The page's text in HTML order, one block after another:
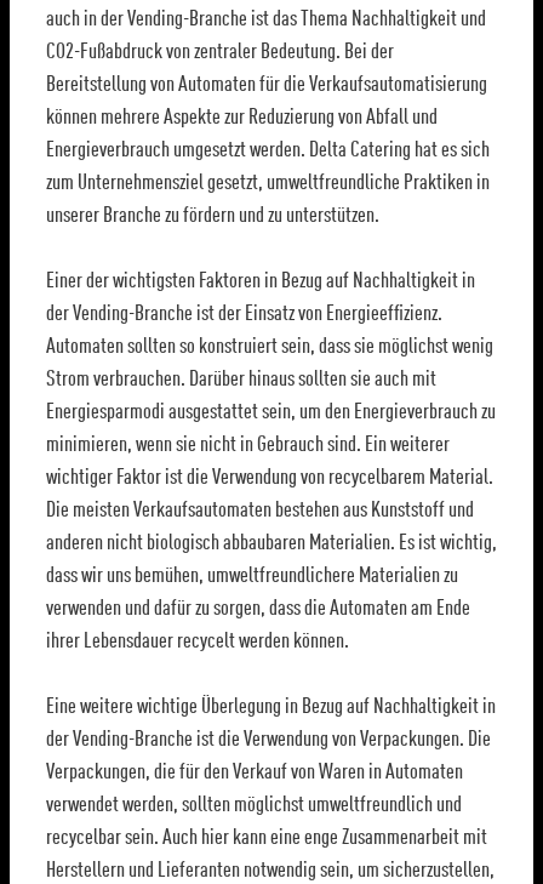
auch in der Vending-Branche ist das Thema Nachhaltigkeit und
CO2-Fußabdruck von zentraler Bedeutung. Bei der
Bereitstellung von Automaten für die Verkaufsautomatisierung
können mehrere Aspekte zur Reduzierung von Abfall und
Energieverbrauch umgesetzt werden. Delta Catering hat es sich
zum Unternehmensziel gesetzt, umweltfreundliche Praktiken in
unserer Branche zu fördern und zu unterstützen.
Einer der wichtigsten Faktoren in Bezug auf Nachhaltigkeit in
der Vending-Branche ist der Einsatz von Energieeffizienz.
Automaten sollten so konstruiert sein, dass sie möglichst wenig
Strom verbrauchen. Darüber hinaus sollten sie auch mit
Energiesparmodi ausgestattet sein, um den Energieverbrauch zu
minimieren, wenn sie nicht in Gebrauch sind. Ein weiterer
wichtiger Faktor ist die Verwendung von recycelbarem Material.
Die meisten Verkaufsautomaten bestehen aus Kunststoff und
anderen nicht biologisch abbaubaren Materialien. Es ist wichtig,
dass wir uns bemühen, umweltfreundlichere Materialien zu
verwenden und dafür zu sorgen, dass die Automaten am Ende
ihrer Lebensdauer recycelt werden können.
Eine weitere wichtige Überlegung in Bezug auf Nachhaltigkeit in
der Vending-Branche ist die Verwendung von Verpackungen. Die
Verpackungen, die für den Verkauf von Waren in Automaten
verwendet werden, sollten möglichst umweltfreundlich und
recycelbar sein. Auch hier kann eine enge Zusammenarbeit mit
Herstellern und Lieferanten notwendig sein, um sicherzustellen,